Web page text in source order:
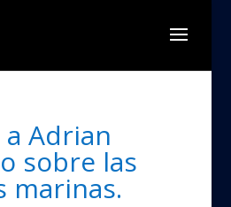
Adrian
sobre las
marinas.